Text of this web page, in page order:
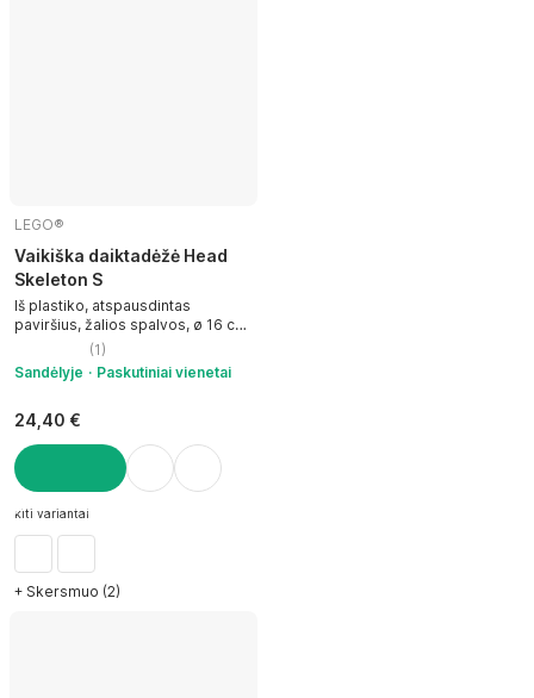
LEGO®
Vaikiška daiktadėžė Head
Skeleton S
Iš plastiko, atspausdintas
paviršius, žalios spalvos, ø 16 cm,
aukštis 19 cm
(1 )
Sandėlyje
Paskutiniai vienetai
24,40 €
Į KREPŠELĮ
kiti variantai
+ Skersmuo (2)